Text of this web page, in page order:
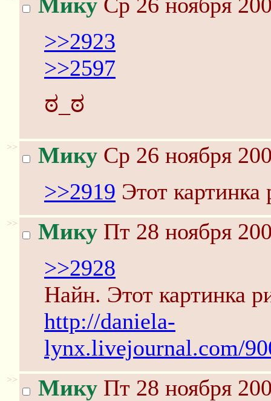
>>2923
>>2597
ಠ_ಠ
>> Мику Ср 26 ноября
>>2919 Этот картинка
>> Мику Пт 28 ноября
>>2928
Найн. Этот картинка
http://daniela-
lynx.livejournal.com/
>> Мику Пт 28 ноября